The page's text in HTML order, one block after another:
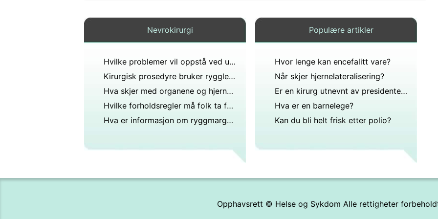
Nevrokirurgi
Hvilke problemer vil oppstå ved ufullstendig lukking av foramen ovalis før fødselen?
Kirurgisk prosedyre bruker ryggleie?
Hva skjer med organene og hjernen etter en obduksjon?
Hvilke forholdsregler må folk ta før de går inn i et MR-rom?
Hva er informasjon om ryggmargen?
Populære artikler
Hvor lenge kan encefalitt vare?
Når skjer hjernelateralisering?
Er en kirurg utnevnt av presidenten i USA?
Hva er en barnelege?
Kan du bli helt frisk etter polio?
Opphavsrett © Helse og Sykdom Alle rettigheter